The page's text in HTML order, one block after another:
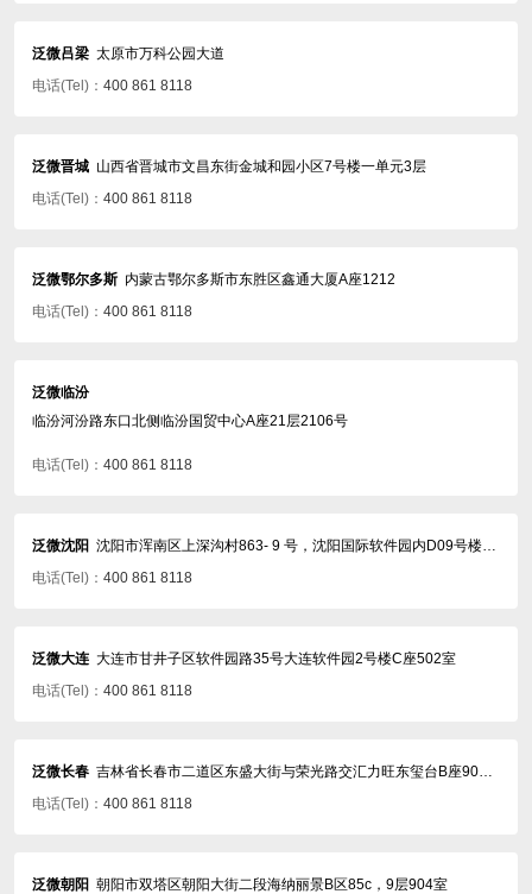
泛微吕梁 太原市万科公园大道
电话(Tel)： 400 861 8118
泛微晋城 山西省晋城市文昌东街金城和园小区7号楼一单元3层
电话(Tel)： 400 861 8118
泛微鄂尔多斯 内蒙古鄂尔多斯市东胜区鑫通大厦A座1212
电话(Tel)： 400 861 8118
泛微临汾
临汾河汾路东口北侧临汾国贸中心A座21层2106号
电话(Tel)： 400 861 8118
泛微沈阳 沈阳市浑南区上深沟村863- 9 号，沈阳国际软件园内D09号楼407室
电话(Tel)： 400 861 8118
泛微大连 大连市甘井子区软件园路35号大连软件园2号楼C座502室
电话(Tel)： 400 861 8118
泛微长春 吉林省长春市二道区东盛大街与荣光路交汇力旺东玺台B座902-903室
电话(Tel)： 400 861 8118
泛微朝阳 朝阳市双塔区朝阳大街二段海纳丽景B区85c，9层904室